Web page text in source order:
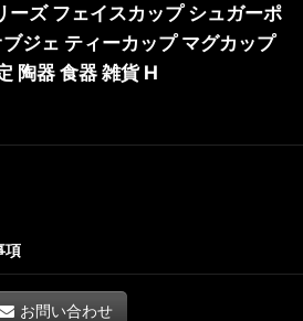
ーズ フェイスカップ シュガーポ
ジェ ティーカップ マグカップ
陶器 食器 雑貨 H
項
お問い合わせ